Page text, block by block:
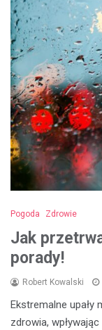
Pogoda Zdrowie
Jak
porady!
Robert Kowalski
Ekstremalne
zdrowia,